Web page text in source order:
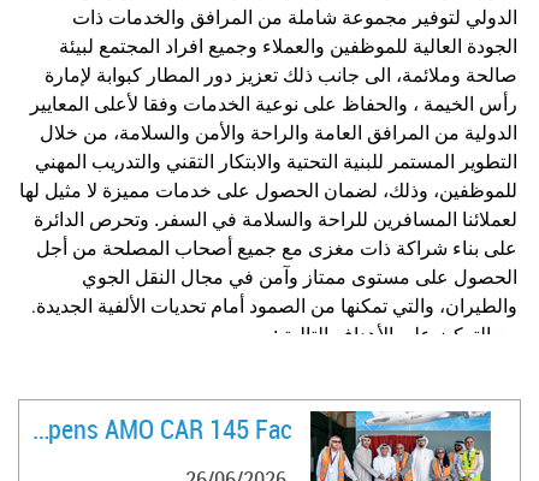
الدولي لتوفير مجموعة شاملة من المرافق والخدمات ذات
الجودة العالية للموظفين والعملاء وجميع افراد المجتمع لبيئة
صالحة وملائمة، الى جانب ذلك تعزيز دور المطار كبوابة لإمارة
رأس الخيمة ، والحفاظ على نوعية الخدمات وفقا لأعلى المعايير
الدولية من المرافق العامة والراحة والأمن والسلامة، من خلال
التطوير المستمر للبنية التحتية والابتكار التقني والتدريب المهني
للموظفين، وذلك، لضمان الحصول على خدمات مميزة لا مثيل لها
لعملائنا المسافرين للراحة والسلامة في السفر. وتحرص الدائرة
على بناء شراكة ذات مغزى مع جميع أصحاب المصلحة من أجل
الحصول على مستوى ممتاز وآمن في مجال النقل الجوي
والطيران، والتي تمكنها من الصمود أمام تحديات الألفية الجديدة.
مع التركيز على الأهداف التالية :
مراجعة جودة أهدافنا وتحقيقها من خلال الاستعراضات الإدارية
الدورية.
FlyVaayu Opens AMO CAR 145 Fac ..